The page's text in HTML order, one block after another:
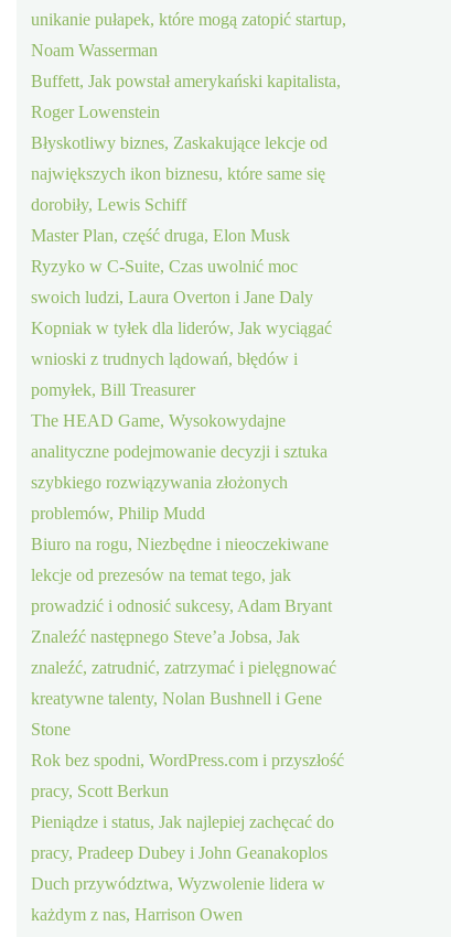
unikanie pułapek, które mogą zatopić startup,
Noam Wasserman
Buffett, Jak powstał amerykański kapitalista,
Roger Lowenstein
Błyskotliwy biznes, Zaskakujące lekcje od
największych ikon biznesu, które same się
dorobiły, Lewis Schiff
Master Plan, część druga, Elon Musk
Ryzyko w C-Suite, Czas uwolnić moc
swoich ludzi, Laura Overton i Jane Daly
Kopniak w tyłek dla liderów, Jak wyciągać
wnioski z trudnych lądowań, błędów i
pomyłek, Bill Treasurer
The HEAD Game, Wysokowydajne
analityczne podejmowanie decyzji i sztuka
szybkiego rozwiązywania złożonych
problemów, Philip Mudd
Biuro na rogu, Niezbędne i nieoczekiwane
lekcje od prezesów na temat tego, jak
prowadzić i odnosić sukcesy, Adam Bryant
Znaleźć następnego Steve’a Jobsa, Jak
znaleźć, zatrudnić, zatrzymać i pielęgnować
kreatywne talenty, Nolan Bushnell i Gene
Stone
Rok bez spodni, WordPress.com i przyszłość
pracy, Scott Berkun
Pieniądze i status, Jak najlepiej zachęcać do
pracy, Pradeep Dubey i John Geanakoplos
Duch przywództwa, Wyzwolenie lidera w
każdym z nas, Harrison Owen